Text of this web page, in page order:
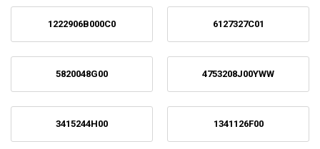
1222906B000C0 6127327C01
5820048G00 4753208J00YWW
3415244H00 1341126F00